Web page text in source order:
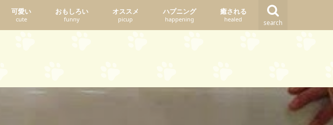
search
可愛い
cute
おもしろい
funny
オススメ
picup
ハプニング
happening
癒される
healed